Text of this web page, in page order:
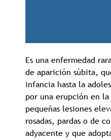
Es una enfermedad
de aparición súbita,
infancia hasta la
por una erupción en
pequeñas lesiones
rosadas, pardas o de
adyacente y que